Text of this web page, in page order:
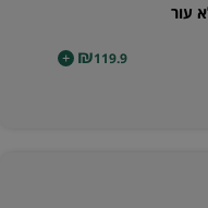
עור
₪119.9
+